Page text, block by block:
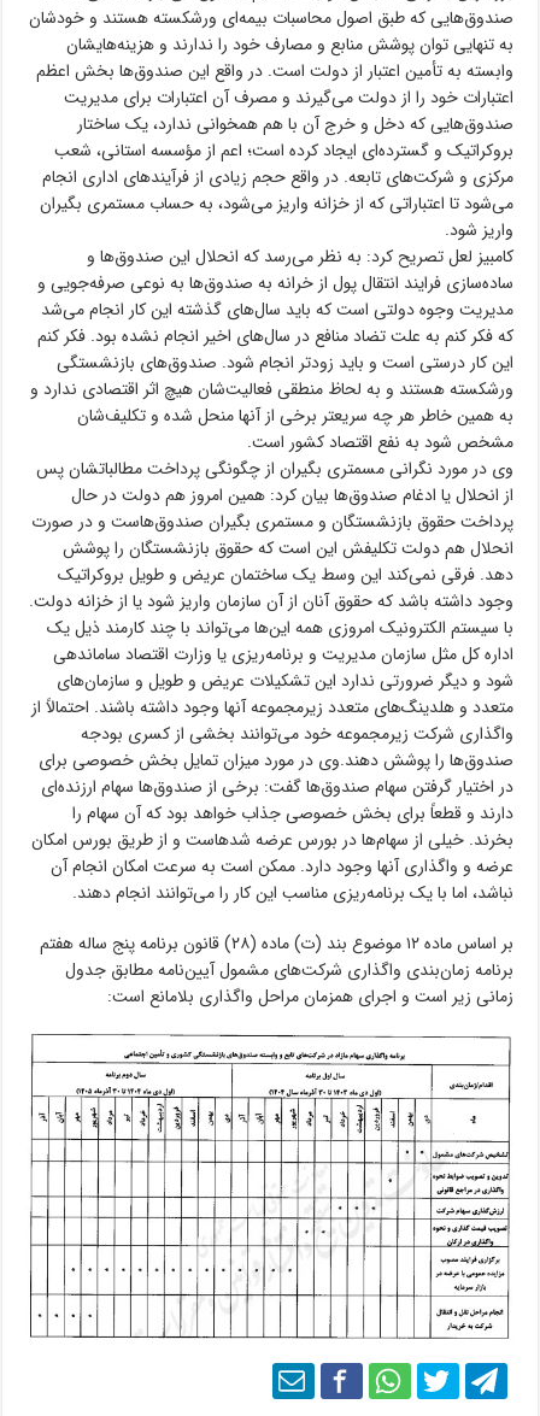
صندوق‌هایی که طبق اصول محاسبات بیمه‌ای ورشکسته هستند و خودشان
به تنهایی توان پوشش منابع و مصارف خود را ندارند و هزینه‌هایشان
وابسته به تأمین اعتبار از دولت است. در واقع این صندوق‌ها بخش اعظم
اعتبارات خود را از دولت می‌گیرند و مصرف آن اعتبارات برای مدیریت
صندوق‌هایی که دخل و خرج آن با هم همخوانی ندارد، یک ساختار
بروکراتیک و گسترده‌ای ایجاد کرده است؛ اعم از مؤسسه استانی، شعب
مرکزی و شرکت‌های تابعه. در واقع حجم زیادی از فرآیند‌های اداری انجام
می‌شود تا اعتباراتی که از خزانه واریز می‌شود، به حساب مستمری بگیران
واریز شود.
کامبیز لعل تصریح کرد: به نظر می‌رسد که انحلال این صندوق‌ها و
ساده‌سازی فرایند انتقال پول از خرانه به صندوق‌ها به نوعی صرفه‌جویی و
مدیریت وجوه دولتی است که باید سال‌های گذشته این کار انجام می‌شد
که فکر کنم به علت تضاد منافع در سال‌های اخیر انجام نشده بود. فکر کنم
این کار درستی است و باید زودتر انجام شود. صندوق‌های بازنشستگی
ورشکسته هستند و به لحاظ منطقی فعالیت‌شان هیچ اثر اقتصادی ندارد و
به همین خاطر هر چه سریعتر برخی از آنها منحل شده و تکلیف‌شان
مشخص شود به نفع اقتصاد کشور است.
وی در مورد نگرانی مسمتری بگیران از چگونگی پرداخت مطالباتشان پس
از انحلال یا ادغام صندوق‌ها بیان کرد: همین امروز هم دولت در حال
پرداخت حقوق بازنشستگان و مستمری بگیران صندوق‌هاست و در صورت
انحلال هم دولت تکلیفش این است که حقوق بازنشستگان را پوشش
دهد. فرقی نمی‌کند این وسط یک ساختمان عریض و طویل بروکراتیک
وجود داشته باشد که حقوق آنان از آن سازمان واریز شود یا از خزانه دولت.
با سیستم الکترونیک امروزی همه این‌ها می‌تواند با چند کارمند ذیل یک
اداره کل مثل سازمان مدیریت و برنامه‌ریزی یا وزارت اقتصاد ساماندهی
شود و دیگر ضرورتی ندارد این تشکیلات عریض و طویل و سازمان‌های
متعدد و هلدینگ‌های متعدد زیرمجموعه آنها وجود داشته باشند. احتمالاً از
واگذاری شرکت زیرمجموعه خود می‌توانند بخشی از کسری بودجه
صندوق‌ها را پوشش دهند.وی در مورد میزان تمایل بخش خصوصی برای
در اختیار گرفتن سهام صندوق‌ها گفت: برخی از صندوق‌ها سهام ارزنده‌ای
دارند و قطعاً برای بخش خصوصی جذاب خواهد بود که آن سهام را
بخرند. خیلی از سهام‌ها در بورس عرضه شدهاست و از طریق بورس امکان
عرضه و واگذاری آنها وجود دارد. ممکن است به سرعت امکان انجام آن
نباشد، اما با یک برنامه‌ریزی مناسب این کار را می‌توانند انجام دهند.
بر اساس ماده ۱۲ موضوع بند (ت) ماده (۲۸) قانون برنامه پنج ساله هفتم
برنامه زمان‌بندی واگذاری شرکت‌های مشمول آیین‌نامه مطابق جدول
زمانی زیر است و اجرای همزمان مراحل واگذاری بلامانع است: